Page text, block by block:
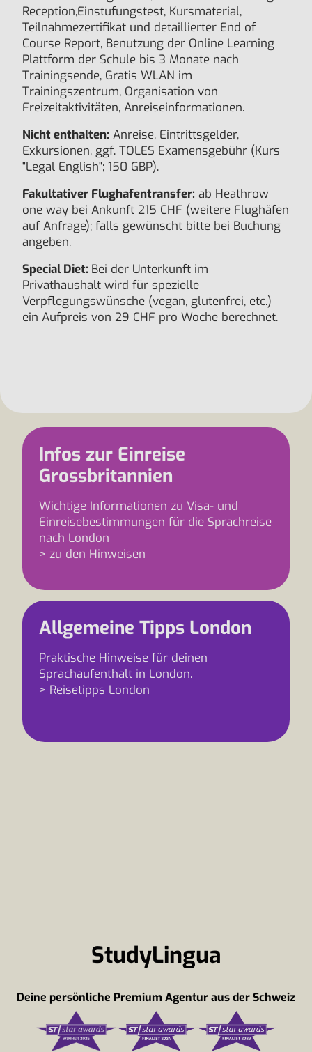
Reception,Einstufungstest, Kursmaterial,
Teilnahmezertifikat und detaillierter End of
Course Report, Benutzung der Online Learning
Plattform der Schule bis 3 Monate nach
Trainingsende, Gratis WLAN im
Trainingszentrum, Organisation von
Freizeitaktivitäten, Anreiseinformationen.
Nicht enthalten: Anreise, Eintrittsgelder,
Exkursionen, ggf. TOLES Examensgebühr (Kurs
"Legal English"; 150 GBP).
Fakultativer Flughafentransfer: ab Heathrow
one way bei Ankunft 215 CHF (weitere Flughäfen
auf Anfrage); falls gewünscht bitte bei Buchung
angeben.
Special Diet: Bei der Unterkunft im
Privathaushalt wird für spezielle
Verpflegungswünsche (vegan, glutenfrei, etc.)
ein Aufpreis von 29 CHF pro Woche berechnet.
Infos zur Einreise
Grossbritannien
Wichtige Informationen zu Visa- und
Einreisebestimmungen für die Sprachreise
nach London
> zu den Hinweisen
Allgemeine Tipps London
Praktische Hinweise für deinen
Sprachaufenthalt in London.
> Reisetipps London
StudyLingua
Deine persönliche Premium Agentur aus der Schweiz